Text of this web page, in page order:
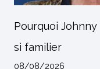
Pourquoi
si familier
08/08/2026